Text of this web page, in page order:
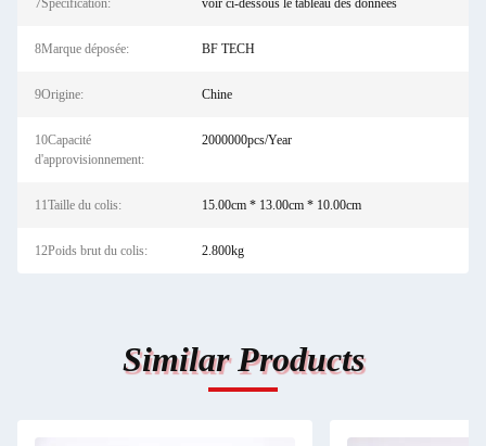
7Spécification: voir ci-dessous le tableau des données
8Marque déposée: BF TECH
9Origine: Chine
10Capacité
d'approvisionnement:
2000000pcs/Year
11Taille du colis: 15.00cm * 13.00cm * 10.00cm
12Poids brut du colis: 2.800kg
Similar Products